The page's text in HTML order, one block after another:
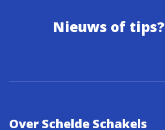
Nieuws of tips?
Over Schelde Schakels